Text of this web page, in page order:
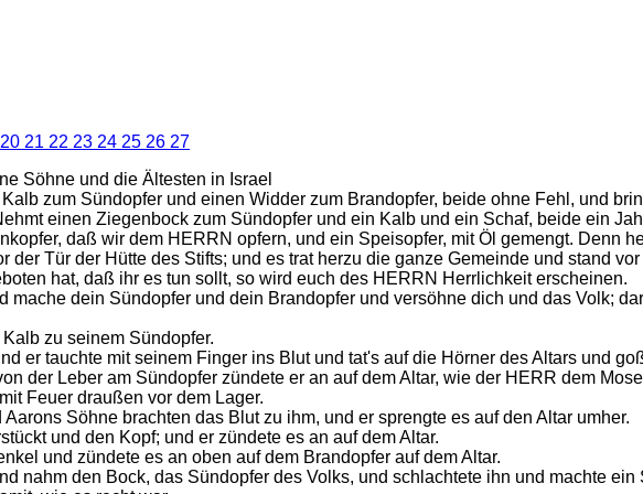
20 21 22 23 24 25 26 27
Söhne und die Ältesten in Israel
zum Sündopfer und einen Widder zum Brandopfer, beide ohne Fehl, und
einen Ziegenbock zum Sündopfer und ein Kalb und ein Schaf, beide ein
daß wir dem HERRN opfern, und ein Speisopfer, mit Öl gemengt. Denn
der Tür der Hütte des Stifts; und es trat herzu die ganze Gemeinde und stand
hat, daß ihr es tun sollt, so wird euch des HERRN Herrlichkeit erscheinen.
mache dein Sündopfer und dein Brandopfer und versöhne dich und das Volk;
zu seinem Sündopfer.
er tauchte mit seinem Finger ins Blut und tat's auf die Hörner des Altars und
der Leber am Sündopfer zündete er an auf dem Altar, wie der HERR dem
Feuer draußen vor dem Lager.
Söhne brachten das Blut zu ihm, und er sprengte es auf den Altar umher.
und den Kopf; und er zündete es an auf dem Altar.
und zündete es an oben auf dem Brandopfer auf dem Altar.
nahm den Bock, das Sündopfer des Volks, und schlachtete ihn und machte